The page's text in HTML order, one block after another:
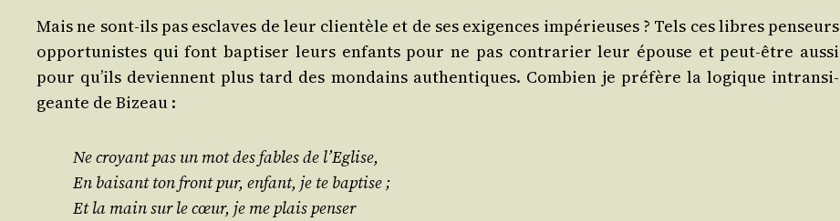
Mais ne sont-ils pas esclaves de leur clien­tèle et de ses exi­gences impé­rieuses ? Tels ces libres pen­seurs
oppor­tu­nistes qui font bap­ti­ser leurs enfants pour ne pas contra­rier leur épouse et peut-être aus­si
pour qu’ils deviennent plus tard des mon­dains authen­tiques. Com­bien je pré­fère la logique intran­si­
geante de Bizeau :
Ne croyant pas un mot des fables de l’Eglise,
En bai­sant ton front pur, enfant, je te baptise ;
Et la main sur le cœur, je me plais penser